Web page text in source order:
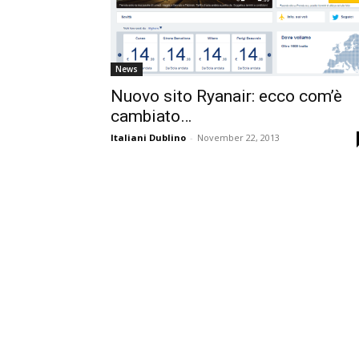
News
Nuovo sito Ryanair: ecco com’è
cambiato…
Italiani Dublino - November 22, 2013